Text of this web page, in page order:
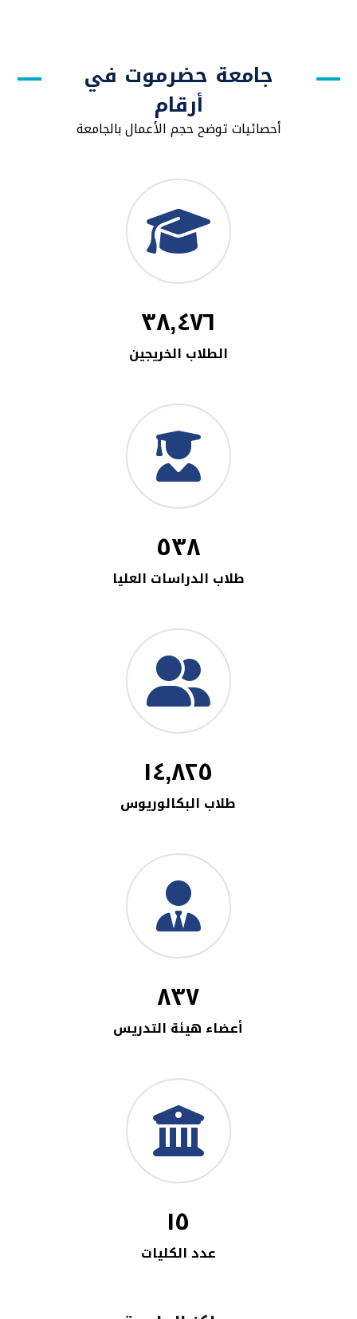
جامعة حضرموت في
أرقام
أحصائيات توضح حجم الأعمال بالجامعة
٣٨,٤٧٦
الطلاب الخريجين
٥٣٨
طلاب الدراسات العليا
١٤,٨٢٥
طلاب البكالوريوس
٨٣٧
أعضاء هيئة التدريس
١٥
عدد الكليات